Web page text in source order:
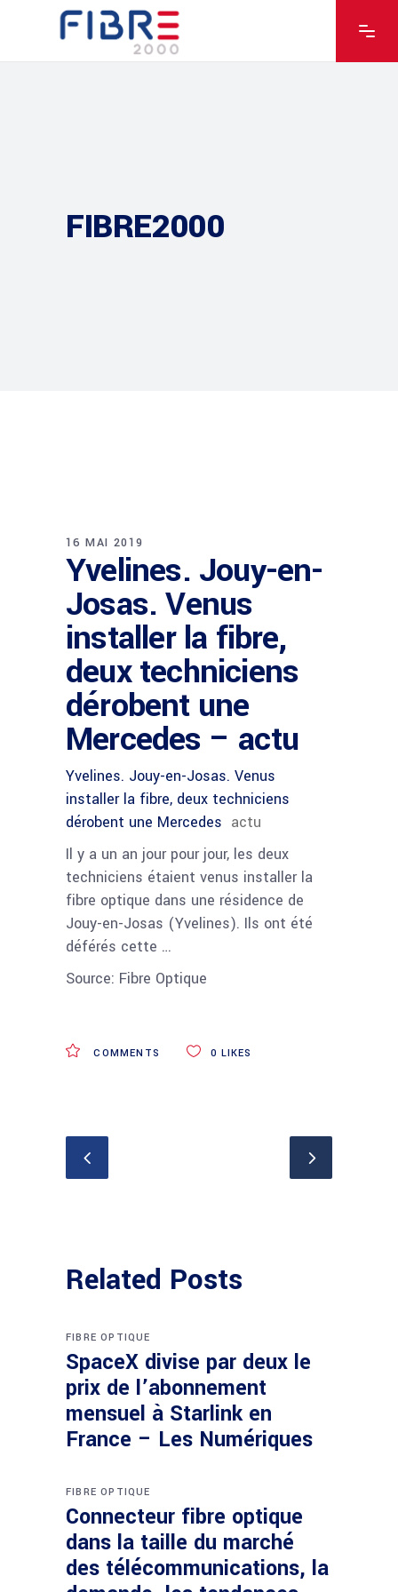
FIBRE2000
16 MAI 2019
Yvelines. Jouy-en-
Josas. Venus
installer la fibre,
deux techniciens
dérobent une
Mercedes – actu
Yvelines. Jouy-en-Josas. Venus
installer la fibre, deux techniciens
dérobent une Mercedes actu
Il y a un an jour pour jour, les deux
techniciens étaient venus installer la
fibre optique dans une résidence de
Jouy-en-Josas (Yvelines). Ils ont été
déférés cette …
Source: Fibre Optique
COMMENTS 0 LIKES
Related Posts
FIBRE OPTIQUE
SpaceX divise par deux le
prix de l’abonnement
mensuel à Starlink en
France – Les Numériques
FIBRE OPTIQUE
Connecteur fibre optique
dans la taille du marché
des télécommunications, la